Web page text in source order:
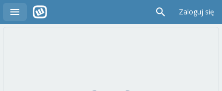
Zaloguj się